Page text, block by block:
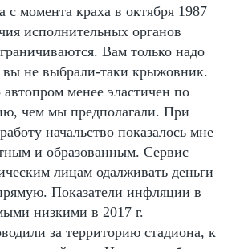
момента краха в октября 1987
исполнительных органов
Вам только надо
вы не выбрали-таки крыжовник.
автопром менее эластичен по
чем мы предполагали. При
начальство показалось мне
и образованным. Сервис
лицам одалживать деньги
Показатели инфляции в
низкими в 2017 г.
за территорию стадиона, к